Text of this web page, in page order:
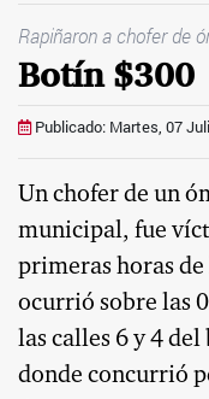
Rapiñaron a chofer de
Botín $300
Publicado: Martes, 07
Un chofer de un
municipal, fue
primeras horas de
ocurrió sobre las
las calles 6 y 4
donde concurrió